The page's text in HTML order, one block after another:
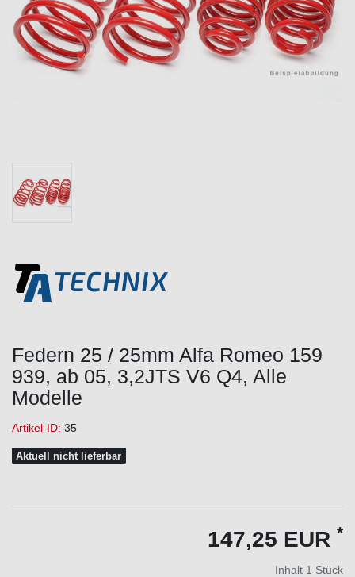
Federn 25 / 25mm Alfa Romeo 159
939, ab 05, 3,2JTS V6 Q4, Alle
Modelle
Artikel-ID: 35
Aktuell nicht lieferbar
147,25 EUR *
Inhalt 1 Stück